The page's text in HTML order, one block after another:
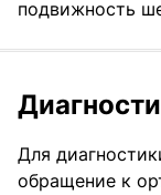
подвижность
Для
обращение к